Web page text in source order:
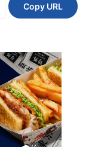
Copy URL